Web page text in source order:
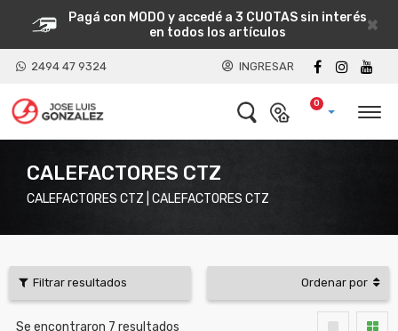
×
Pagá con MODO y accedé a 3 CUOTAS sin interés
en todos los artículos
2494 47 9324 INGRESAR
0
CALEFACTORES CTZ
CALEFACTORES CTZ | CALEFACTORES CTZ
Filtrar resultados Ordenar por
Se encontraron 7 resultados